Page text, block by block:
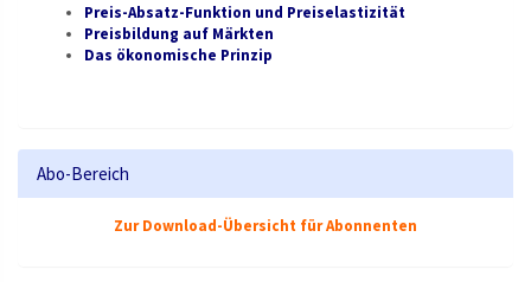
Preis-Absatz-Funktion und Preiselastizität
Preisbildung auf Märkten
Das ökonomische Prinzip
Abo-Bereich
Zur Download-Übersicht für Abonnenten